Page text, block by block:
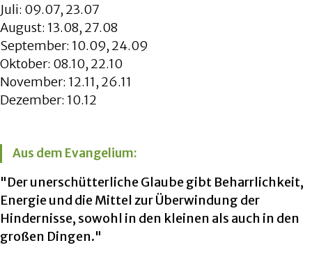
Juli: 09.07, 23.07
August: 13.08, 27.08
September: 10.09, 24.09
Oktober: 08.10, 22.10
November: 12.11, 26.11
Dezember: 10.12
Aus dem Evangelium:
"Der unerschütterliche Glaube gibt Beharrlichkeit,
Energie und die Mittel zur Überwindung der
Hindernisse, sowohl in den kleinen als auch in den
großen Dingen."